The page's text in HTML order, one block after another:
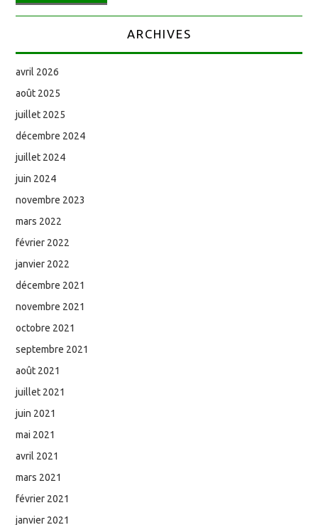
ARCHIVES
avril 2026
août 2025
juillet 2025
décembre 2024
juillet 2024
juin 2024
novembre 2023
mars 2022
février 2022
janvier 2022
décembre 2021
novembre 2021
octobre 2021
septembre 2021
août 2021
juillet 2021
juin 2021
mai 2021
avril 2021
mars 2021
février 2021
janvier 2021